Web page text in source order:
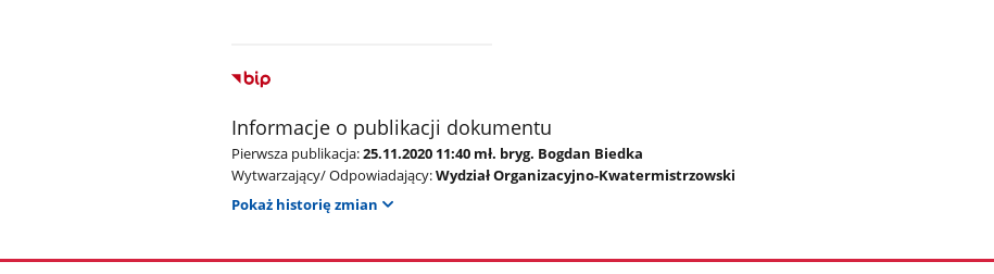
Informacje o publikacji dokumentu
Pierwsza publikacja:25.11.2020 11:40 mł. bryg. Bogdan Biedka
Wytwarzający/ Odpowiadający:Wydział Organizacyjno-Kwatermistrzowski
Pokaż historię zmian